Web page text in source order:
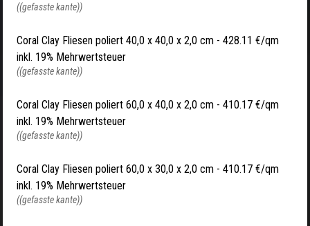
((gefasste kante))
Coral Clay Fliesen poliert 40,0 x 40,0 x 2,0 cm - 428.11 €/qm
inkl. 19% Mehrwertsteuer
((gefasste kante))
Coral Clay Fliesen poliert 60,0 x 40,0 x 2,0 cm - 410.17 €/qm
inkl. 19% Mehrwertsteuer
((gefasste kante))
Coral Clay Fliesen poliert 60,0 x 30,0 x 2,0 cm - 410.17 €/qm
inkl. 19% Mehrwertsteuer
((gefasste kante))